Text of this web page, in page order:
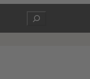
Suchen